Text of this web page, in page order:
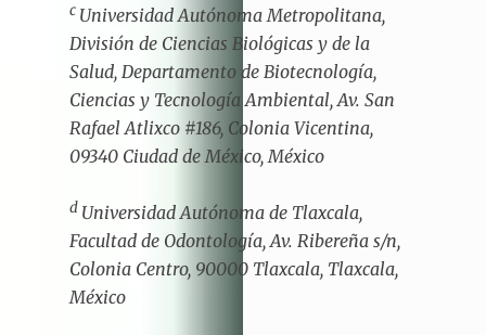
c Universidad Autónoma Metropolitana,
División de Ciencias Biológicas y de la
Salud, Departamento de Biotecnología,
Ciencias y Tecnología Ambiental, Av. San
Rafael Atlixco #186, Colonia Vicentina,
09340 Ciudad de México, México
d Universidad Autónoma de Tlaxcala,
Facultad de Odontología, Av. Ribereña s/n,
Colonia Centro, 90000 Tlaxcala, Tlaxcala,
México